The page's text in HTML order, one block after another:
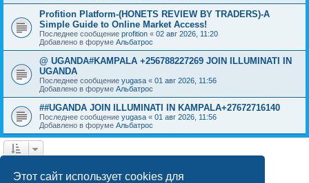
Этот сайт использует cookies для
Profition Platform-(HONETS REVIEW BY TRADERS)-A
Simple Guide to Online Market Access!
Последнее сообщение profition « 02 авг 2026, 11:20
Добавлено в форуме Альбатрос
@ UGANDA#KAMPALA +256788227269 JOIN ILLUMINATI IN
UGANDA
Последнее сообщение yugasa « 01 авг 2026, 11:56
Добавлено в форуме Альбатрос
##UGANDA JOIN ILLUMINATI IN KAMPALA+27672716140
Последнее сообщение yugasa « 01 авг 2026, 11:56
Добавлено в форуме Альбатрос